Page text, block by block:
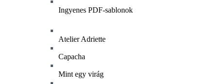
Ingyenes PDF-sablonok
Atelier Adriette
Capacha
Mint egy virág